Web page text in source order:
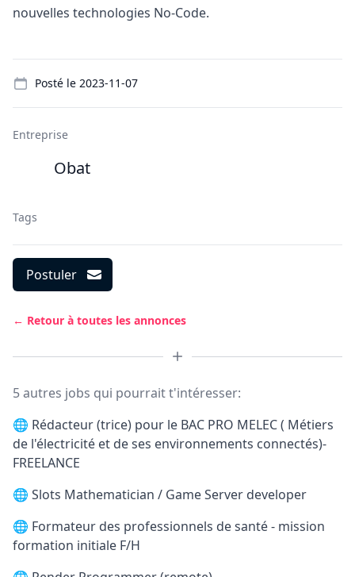
nouvelles technologies No-Code.
Posté le 2023-11-07
Entreprise
Obat
Tags
Postuler
← Retour à toutes les annonces
5 autres jobs qui pourrait t'intéresser:
🌐 Rédacteur (trice) pour le BAC PRO MELEC ( Métiers
de l'électricité et de ses environnements connectés)-
FREELANCE
🌐 Slots Mathematician / Game Server developer
🌐 Formateur des professionnels de santé - mission
formation initiale F/H